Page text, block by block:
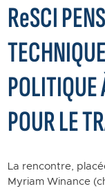
ReSCI
POUR LE
La rencontre,
Myriam Winance